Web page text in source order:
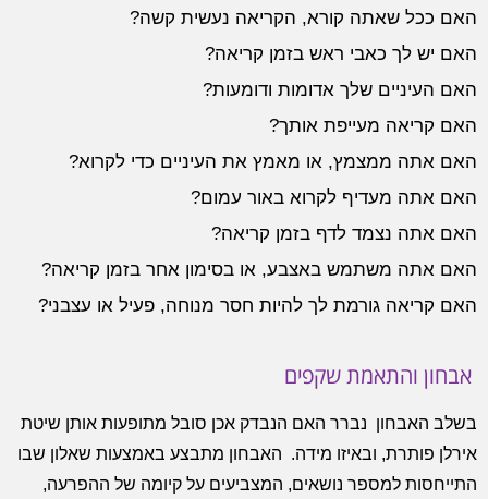
האם ככל שאתה קורא, הקריאה נעשית קשה?
האם יש לך כאבי ראש בזמן קריאה?
האם העיניים שלך אדומות ודומעות?
האם קריאה מעייפת אותך?
האם אתה ממצמץ, או מאמץ את העיניים כדי לקרוא?
האם אתה מעדיף לקרוא באור עמום?
האם אתה נצמד לדף בזמן קריאה?
האם אתה משתמש באצבע, או בסימון אחר בזמן קריאה?
האם קריאה גורמת לך להיות חסר מנוחה, פעיל או עצבני?
אבחון והתאמת שקפים
בשלב האבחון נברר האם הנבדק אכן סובל מתופעות אותן שיטת
אירלן פותרת, ובאיזו מידה. האבחון מתבצע באמצעות שאלון שבו
התייחסות למספר נושאים, המצביעים על קיומה של ההפרעה,